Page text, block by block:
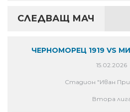
СЛЕДВАЩ МАЧ
ЧЕРНОМОРЕЦ 1919 VS
15.02.2026
Стадион "Иван
Втора